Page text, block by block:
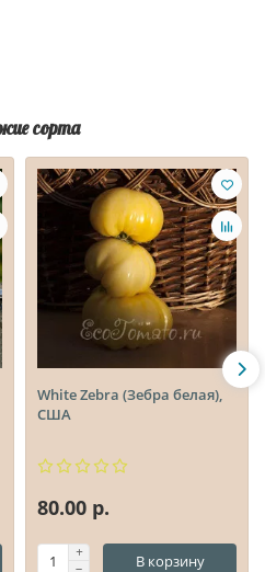
сорта
White Zebra (Зебра белая),
США
80.00 р.
В корзину